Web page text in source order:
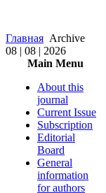
Главная Archive
08 | 08 | 2026
Main Menu
About this
journal
Current Issue
Subscription
Editorial
Board
General
information
for authors